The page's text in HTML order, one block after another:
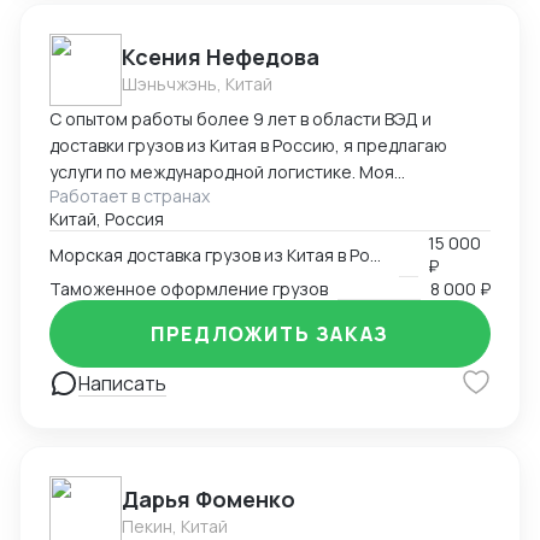
Ксения Нефедова
Шэньчжэнь, Китай
С опытом работы более 9 лет в области ВЭД и
доставки грузов из Китая в Россию, я предлагаю
услуги по международной логистике. Моя
экспертиза обеспечивает эффективную и надежную
организацию доставки, с минимальными рисками и
задержками. Приоритет - удовлетворение
потребностей клиентов и долгосрочное
сотрудничество с гарантией высокого уровня
профессионализма и качества услуг.
Работает в странах
Китай, Россия
15 000
₽
Таможенное оформление грузов
8 000 ₽
Написать
ПРЕДЛОЖИТЬ ЗАКАЗ
Дарья Фоменко
Пекин, Китай